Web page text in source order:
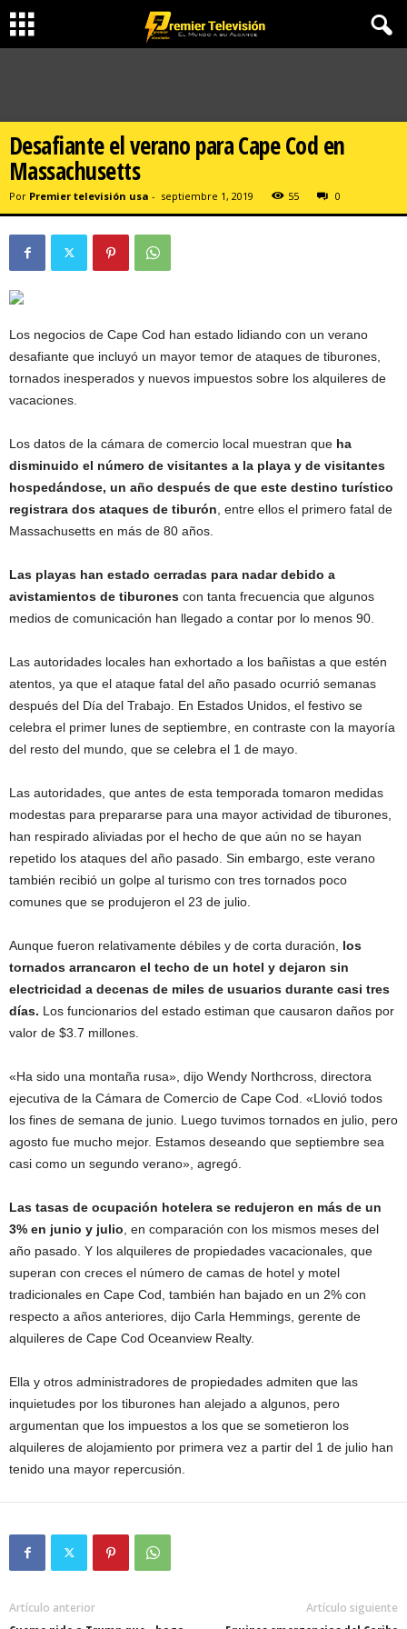
Desafiante el verano para Cape Cod en
Massachusetts
Por Premier televisión usa - septiembre 1, 2019 55 0
Los negocios de Cape Cod han estado lidiando con un verano
desafiante que incluyó un mayor temor de ataques de tiburones,
tornados inesperados y nuevos impuestos sobre los alquileres de
vacaciones.
Los datos de la cámara de comercio local muestran que ha
disminuido el número de visitantes a la playa y de visitantes
hospedándose, un año después de que este destino turístico
registrara dos ataques de tiburón , entre ellos el primero fatal de
Massachusetts en más de 80 años.
Las playas han estado cerradas para nadar debido a
avistamientos de tiburones con tanta frecuencia que algunos
medios de comunicación han llegado a contar por lo menos 90.
Las autoridades locales han exhortado a los bañistas a que estén
atentos, ya que el ataque fatal del año pasado ocurrió semanas
después del Día del Trabajo. En Estados Unidos, el festivo se
celebra el primer lunes de septiembre, en contraste con la mayoría
del resto del mundo, que se celebra el 1 de mayo.
Las autoridades, que antes de esta temporada tomaron medidas
modestas para prepararse para una mayor actividad de tiburones,
han respirado aliviadas por el hecho de que aún no se hayan
repetido los ataques del año pasado. Sin embargo, este verano
también recibió un golpe al turismo con tres tornados poco
comunes que se produjeron el 23 de julio.
Aunque fueron relativamente débiles y de corta duración, los
tornados arrancaron el techo de un hotel y dejaron sin
electricidad a decenas de miles de usuarios durante casi tres
días. Los funcionarios del estado estiman que causaron daños por
valor de $3.7 millones.
«Ha sido una montaña rusa», dijo Wendy Northcross, directora
ejecutiva de la Cámara de Comercio de Cape Cod. «Llovió todos
los fines de semana de junio. Luego tuvimos tornados en julio, pero
agosto fue mucho mejor. Estamos deseando que septiembre sea
casi como un segundo verano», agregó.
Las tasas de ocupación hotelera se redujeron en más de un
3% en junio y julio , en comparación con los mismos meses del
año pasado. Y los alquileres de propiedades vacacionales, que
superan con creces el número de camas de hotel y motel
tradicionales en Cape Cod, también han bajado en un 2% con
respecto a años anteriores, dijo Carla Hemmings, gerente de
alquileres de Cape Cod Oceanview Realty.
Ella y otros administradores de propiedades admiten que las
inquietudes por los tiburones han alejado a algunos, pero
argumentan que los impuestos a los que se sometieron los
alquileres de alojamiento por primera vez a partir del 1 de julio han
tenido una mayor repercusión.
Artículo anterior Artículo siguiente